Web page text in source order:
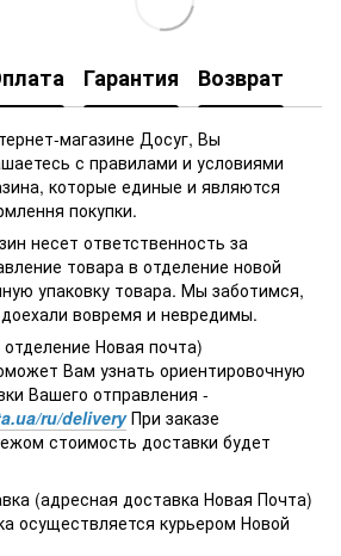
Гарантия Возврат
магазине Досуг, Вы
с правилами и условиями
которые единые и являются
покупки.
несет ответственность за
товара в отделение новой
упаковку товара. Мы заботимся,
вовремя и невредимы.
Новая почта)
Вам узнать ориентировочную
Вашего отправления -
ru/deliveryПри заказе
стоимость доставки будет
(адресная доставка Новая Почта)
осуществляется курьером Новой